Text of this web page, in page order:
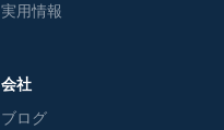
実用情報
会社
ブログ